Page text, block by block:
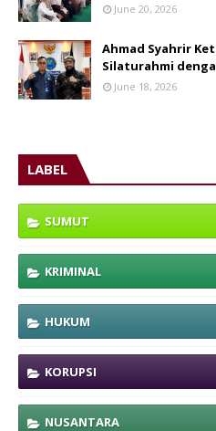
June 20, 2026
Ahmad Syahrir
Silaturahmi
June 18, 2026
LABEL
SUMUT
KRIMINAL
HUKUM
KORUPSI
NUSANTARA